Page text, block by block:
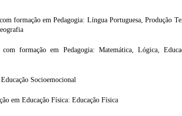
formação em Pedagogia: Língua Portuguesa, Produção
com formação em Pedagogia: Matemática, Lógica,
Socioemocional
em Educação Física: Educação Física